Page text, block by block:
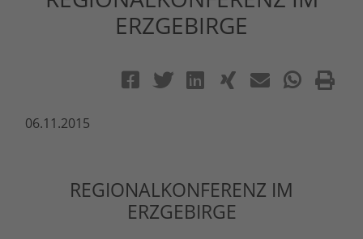
ERZGEBIRGE
06.11.2015
REGIONALKONFERENZ IM
ERZGEBIRGE